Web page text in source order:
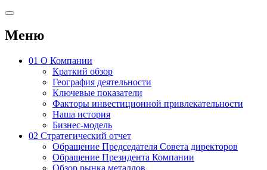
Меню
01 О Компании
Краткий обзор
География деятельности
Ключевые показатели
Факторы инвестиционной привлекательности
Наша история
Бизнес-модель
02 Стратегический отчет
Обращение Председателя Совета директоров
Обращение Президента Компании
Обзор рынка металлов